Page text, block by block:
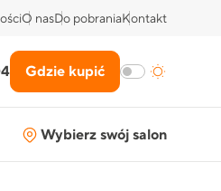
O nasDo pobraniaKontakt
Gdzie kupić
Wybierz swój salon